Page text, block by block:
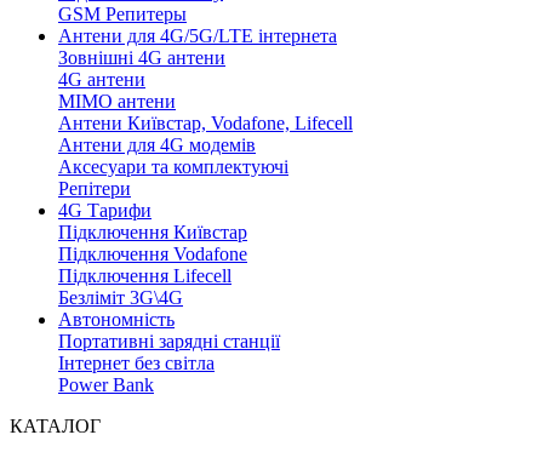
GSM Репитеры
Антени для 4G/5G/LTE інтернета
Зовнішні 4G антени
4G антени
MIMO антени
Антени Київстар, Vodafone, Lifecell
Антени для 4G модемів
Аксесуари та комплектуючі
Репітери
4G Тарифи
Підключення Київстар
Підключення Vodafone
Підключення Lifecell
Безліміт 3G\4G
Автономність
Портативні зарядні станції
Інтернет без світла
Power Bank
КАТАЛОГ